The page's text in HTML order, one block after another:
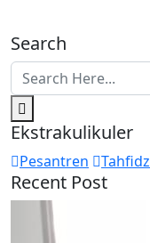
Search
Ekstrakulikuler
Pesantren Tahfidz
Recent Post